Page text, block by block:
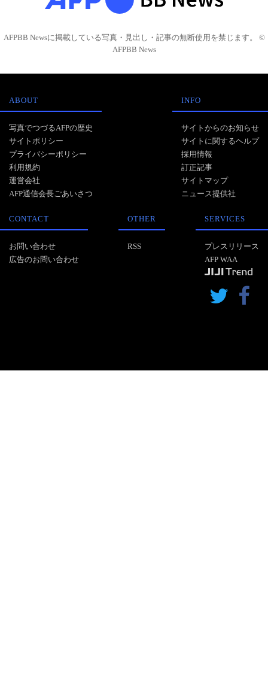
AFPBB Newsに掲載している写真・見出し・記事の無断使用を禁じます。 ©
AFPBB News
ABOUT
写真でつづるAFPの歴史
サイトポリシー
プライバシーポリシー
利用規約
運営会社
AFP通信会長ごあいさつ
INFO
サイトからのお知らせ
サイトに関するヘルプ
採用情報
訂正記事
サイトマップ
ニュース提供社
CONTACT
お問い合わせ
広告のお問い合わせ
OTHER
RSS
SERVICES
プレスリリース
AFP WAA